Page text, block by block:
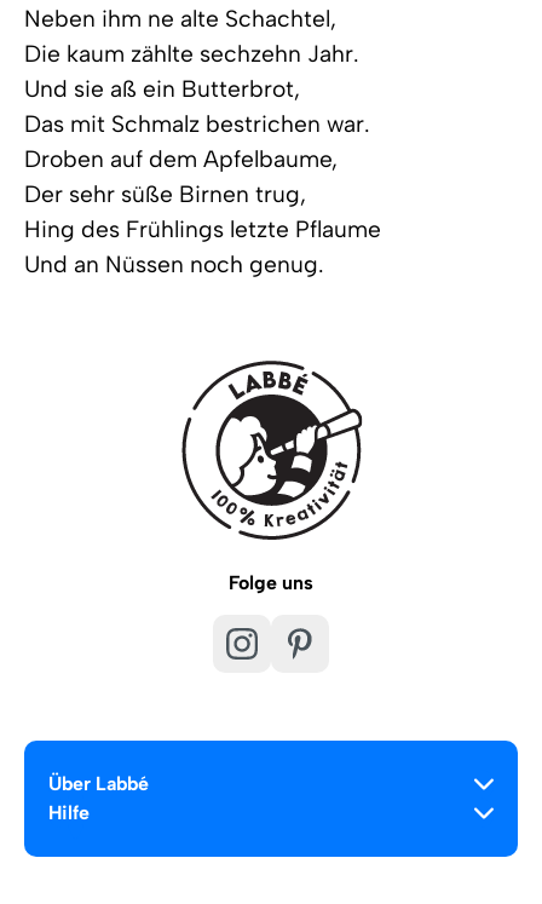
Neben ihm ne alte Schachtel,
Die kaum zählte sechzehn Jahr.
Und sie aß ein Butterbrot,
Das mit Schmalz bestrichen war.
Droben auf dem Apfelbaume,
Der sehr süße Birnen trug,
Hing des Frühlings letzte Pflaume
Und an Nüssen noch genug.
Folge uns
Über Labbé
Hilfe